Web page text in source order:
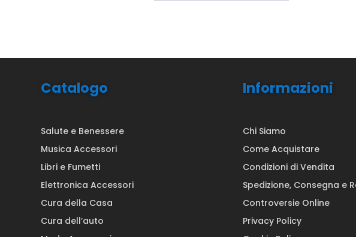
Catalogo
Salute e Benessere
Musica Accessori
Libri e Fumetti
Elettronica Accessori
Cura della Casa
Cura dell’auto
Informazioni
Chi Siamo
Come Acquistare
Condizioni di Vendita
Spedizione, Consegna e
Controversie Online
Privacy Policy